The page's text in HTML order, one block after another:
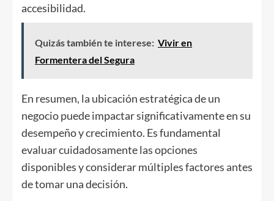
accesibilidad.
Quizás también te interese: Vivir en
Formentera del Segura
En resumen, la ubicación estratégica de un
negocio puede impactar significativamente en su
desempeño y crecimiento. Es fundamental
evaluar cuidadosamente las opciones
disponibles y considerar múltiples factores antes
de tomar una decisión.